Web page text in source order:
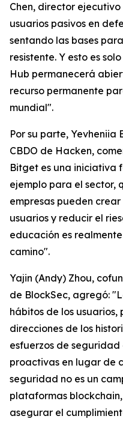
Chen, director
usuarios pasivos en
sentando las bases
resistente. Y esto es
Hub permanecerá
recurso permanente
mundial".
Por su parte,
CBDO de Hacken,
Bitget es una iniciativa
ejemplo para el sector,
empresas pueden
usuarios y reducir el
educación es
camino".
Yajin (Andy) Zhou,
de BlockSec, agregó:
hábitos de los
direcciones de los
esfuerzos de
proactivas en lugar de
seguridad no es un
plataformas
asegurar el